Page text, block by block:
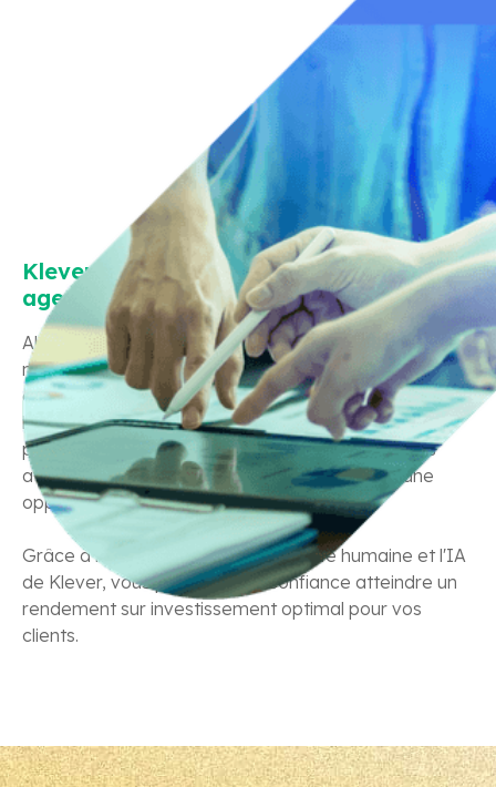
Klever a été conçu pour aider votre
agence à se démarquer.
Alors que les budgets publicitaires traditionnels
migrent vers le numérique et les jeunes publics, vous
avez besoin d'une technologie qui s'adapte et rejoint
les bonnes personnes au bon moment. Dans un
paysage publicitaire en constante évolution, vous
avez besoin d'un outil qui ne laisse passer aucune
opportunité.
Grâce à la synergie entre l'ingéniosité humaine et l'IA
de Klever, vous pouvez avec confiance atteindre un
rendement sur investissement optimal pour vos
clients.